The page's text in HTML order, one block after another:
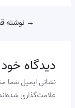
→ نوشته
دیدگاه‌
نشانی ایمیل شما
علامت‌گذاری